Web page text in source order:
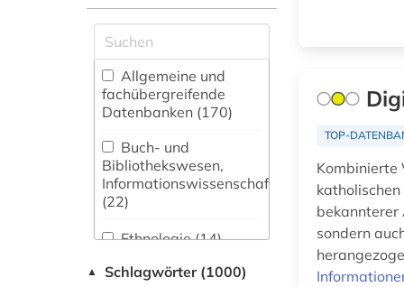
Allgemeine und
fachübergreifende
Datenbanken (170)
Buch- und
Bibliothekswesen,
Informationswissenschaft
(22)
Ethnologie (14)
Germanistik.
▲ Schlagwörter (1000)
TOP-
Kombinierte
bekannterer
sondern